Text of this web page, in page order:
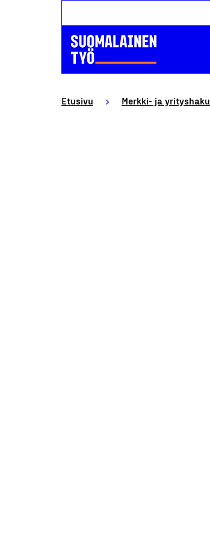
Etusivu Merkki- ja yrityshaku